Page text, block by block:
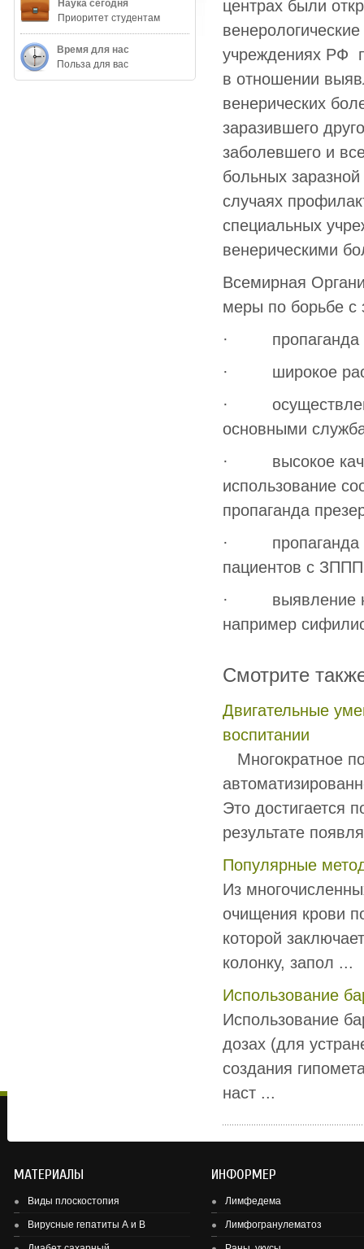
центрах были
учреждениях РФ
в отношении
венерических
заразившего
заболевшего и
больных
случаях
специальных
венерическими
Всемирная
меры по борьбе
· пропаганда
· широкое
·
основными
· высокое
использование
пропаганда
· пропаганда
пациентов с
· выявление на
например
Смотрите
Двигательные
воспитании
Многократное
Это достига­ется
результа­те
Популярные
Из
очищения крови
которой
колонку, запол ...
Использование
Использование
дозах (для
создания
наст ...
Наука сегодня
Приоритет студентам
Время для нас
Польза для вас
МАТЕРИАЛЫ
Виды плоскостопия
Вирусные гепатиты А и В
ИНФОРМЕР
Лимфедема
Лимфогранулематоз